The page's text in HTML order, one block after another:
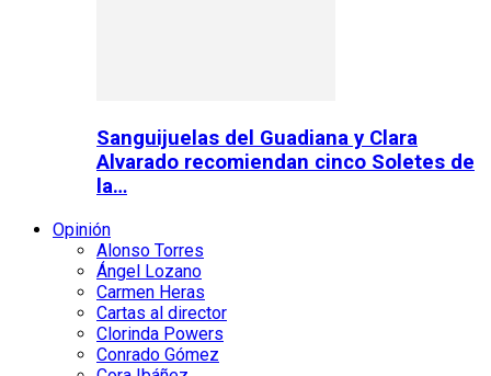
Sanguijuelas del Guadiana y Clara
Alvarado recomiendan cinco Soletes de
la…
Opinión
Alonso Torres
Ángel Lozano
Carmen Heras
Cartas al director
Clorinda Powers
Conrado Gómez